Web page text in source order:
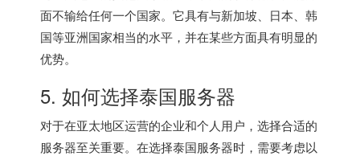
面不输给任何一个国家。它具有与新加坡、日本、韩
国等亚洲国家相当的水平，并在某些方面具有明显的
优势。
5. 如何选择泰国服务器
对于在亚太地区运营的企业和个人用户，选择合适的
服务器至关重要。在选择泰国服务器时，需要考虑以